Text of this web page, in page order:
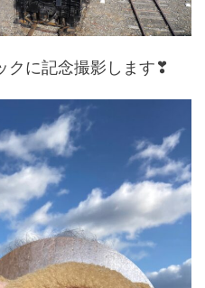
クに記念撮影します❣